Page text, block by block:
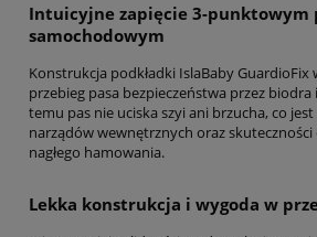
Intuicyjne zapięcie 3-punktowym
samochodowym
Konstrukcja podkładki IslaBaby GuardioFix
przebieg pasa bezpieczeństwa przez biodra
temu pas nie uciska szyi ani brzucha, co
narządów wewnętrznych oraz
nagłego hamowania.
Lekka konstrukcja i wygoda w